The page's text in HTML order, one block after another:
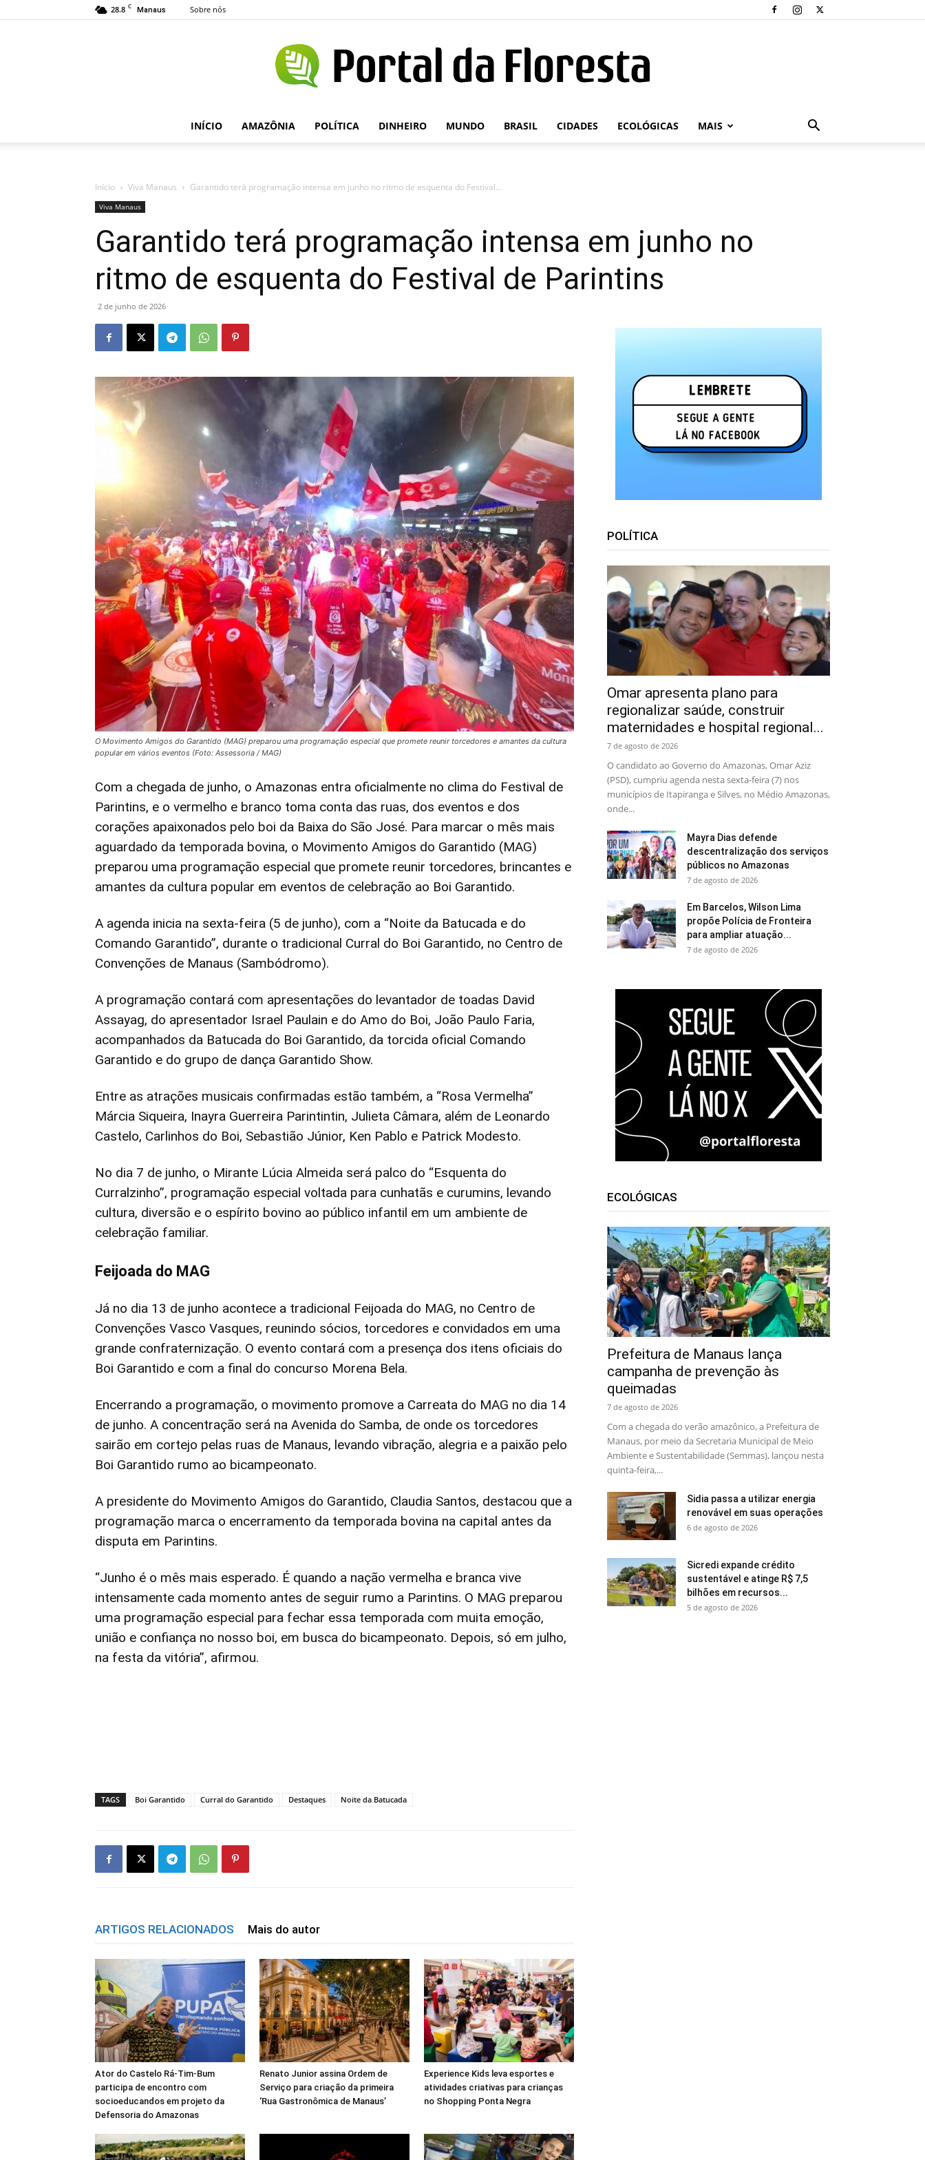
28.8 C Manaus Sobre nós
Portal
INÍCIO AMAZÔNIA POLÍTICA DINHEIRO MUNDO BRASIL CIDADES ECOLÓGICAS MAIS
Início Viva Manaus Garantido terá programação intensa em junho no ritmo de esquenta do Festival...
Viva Manaus
Garantido terá programação intensa em junho no
ritmo de esquenta do Festival de Parintins
2 de junho de 2026
O Movimento Amigos do Garantido (MAG) preparou uma programação especial que promete reunir torcedores e amantes da cultura
popular em vários eventos (Foto: Assessoria / MAG)
Com a chegada de junho, o Amazonas entra oficialmente no clima do Festival de
Parintins, e o vermelho e branco toma conta das ruas, dos eventos e dos
corações apaixonados pelo boi da Baixa do São José. Para marcar o mês mais
aguardado da temporada bovina, o Movimento Amigos do Garantido (MAG)
preparou uma programação especial que promete reunir torcedores, brincantes e
amantes da cultura popular em eventos de celebração ao Boi Garantido.
A agenda inicia na sexta-feira (5 de junho), com a “Noite da Batucada e do
Comando Garantido”, durante o tradicional Curral do Boi Garantido, no Centro de
Convenções de Manaus (Sambódromo).
A programação contará com apresentações do levantador de toadas David
Assayag, do apresentador Israel Paulain e do Amo do Boi, João Paulo Faria,
acompanhados da Batucada do Boi Garantido, da torcida oficial Comando
Garantido e do grupo de dança Garantido Show.
Entre as atrações musicais confirmadas estão também, a “Rosa Vermelha”
Márcia Siqueira, Inayra Guerreira Parintintin, Julieta Câmara, além de Leonardo
Castelo, Carlinhos do Boi, Sebastião Júnior, Ken Pablo e Patrick Modesto.
No dia 7 de junho, o Mirante Lúcia Almeida será palco do “Esquenta do
Curralzinho”, programação especial voltada para cunhatãs e curumins, levando
cultura, diversão e o espírito bovino ao público infantil em um ambiente de
celebração familiar.
Feijoada do MAG
Já no dia 13 de junho acontece a tradicional Feijoada do MAG, no Centro de
Convenções Vasco Vasques, reunindo sócios, torcedores e convidados em uma
grande confraternização. O evento contará com a presença dos itens oficiais do
Boi Garantido e com a final do concurso Morena Bela.
Encerrando a programação, o movimento promove a Carreata do MAG no dia 14
de junho. A concentração será na Avenida do Samba, de onde os torcedores
sairão em cortejo pelas ruas de Manaus, levando vibração, alegria e a paixão pelo
Boi Garantido rumo ao bicampeonato.
A presidente do Movimento Amigos do Garantido, Claudia Santos, destacou que a
programação marca o encerramento da temporada bovina na capital antes da
disputa em Parintins.
“Junho é o mês mais esperado. É quando a nação vermelha e branca vive
intensamente cada momento antes de seguir rumo a Parintins. O MAG preparou
uma programação especial para fechar essa temporada com muita emoção,
união e confiança no nosso boi, em busca do bicampeonato. Depois, só em julho,
na festa da vitória”, afirmou.
TAGS Boi Garantido Curral do Garantido Destaques Noite da Batucada
ARTIGOS RELACIONADOS Mais do autor
Ator do Castelo Rá-Tim-Bum
participa de encontro com
socioeducandos em projeto da
Defensoria do Amazonas
Renato Junior assina Ordem de
Serviço para criação da primeira
‘Rua Gastronômica de Manaus’
Experience Kids leva esportes e
atividades criativas para crianças
no Shopping Ponta Negra
POLÍTICA
Omar apresenta plano para
regionalizar saúde, construir
maternidades e hospital regional...
7 de agosto de 2026
O candidato ao Governo do Amazonas, Omar Aziz
(PSD), cumpriu agenda nesta sexta-feira (7) nos
municípios de Itapiranga e Silves, no Médio Amazonas,
onde...
Mayra Dias defende
descentralização dos serviços
públicos no Amazonas
7 de agosto de 2026
Em Barcelos, Wilson Lima
propõe Polícia de Fronteira
para ampliar atuação...
7 de agosto de 2026
ECOLÓGICAS
Prefeitura de Manaus lança
campanha de prevenção às
queimadas
7 de agosto de 2026
Com a chegada do verão amazônico, a Prefeitura de
Manaus, por meio da Secretaria Municipal de Meio
Ambiente e Sustentabilidade (Semmas), lançou nesta
quinta-feira,...
Sidia passa a utilizar energia
renovável em suas operações
6 de agosto de 2026
Sicredi expande crédito
sustentável e atinge R$ 7,5
bilhões em recursos...
5 de agosto de 2026